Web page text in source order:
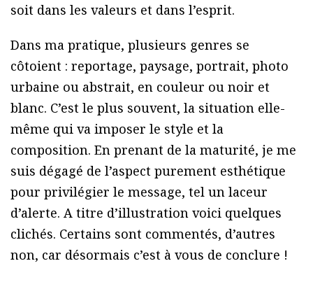
soit dans les valeurs et dans l’esprit.
Dans ma pratique, plusieurs genres se
côtoient : reportage, paysage, portrait, photo
urbaine ou abstrait, en couleur ou noir et
blanc. C’est le plus souvent, la situation elle-
même qui va imposer le style et la
composition. En prenant de la maturité, je me
suis dégagé de l’aspect purement esthétique
pour privilégier le message, tel un laceur
d’alerte. A titre d’illustration voici quelques
clichés. Certains sont commentés, d’autres
non, car désormais c’est à vous de conclure !